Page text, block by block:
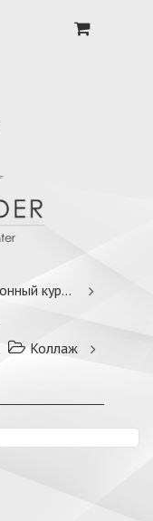
Эннеаграммы
Коллаж